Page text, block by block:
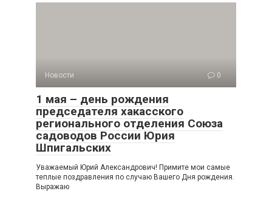
Новости 0
1 мая – день рождения
председателя хакасского
регионального отделения Союза
садоводов России Юрия
Шпигальских
Уважаемый Юрий Александрович! Примите мои самые
теплые поздравления по случаю Вашего Дня рождения.
Выражаю